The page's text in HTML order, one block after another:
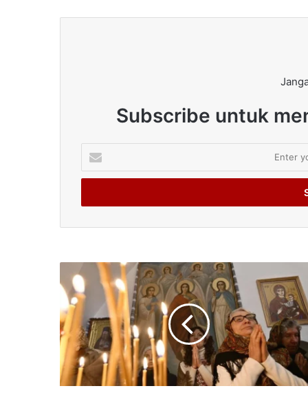
Subscribe untuk
your
Email